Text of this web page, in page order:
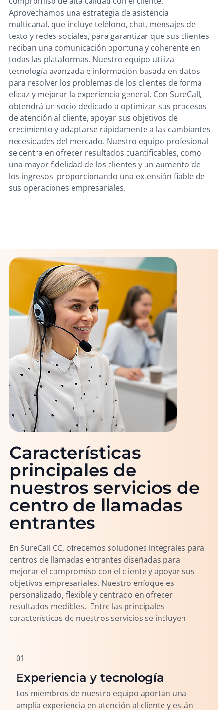
Aprovechamos una estrategia de asistencia
multicanal, que incluye teléfono, chat, mensajes de
texto y redes sociales, para garantizar que sus clientes
reciban una comunicación oportuna y coherente en
todas las plataformas. Nuestro equipo utiliza
tecnología avanzada e información basada en datos
para resolver los problemas de los clientes de forma
eficaz y mejorar la experiencia general. Con SureCall,
obtendrá un socio dedicado a optimizar sus procesos
de atención al cliente, apoyar sus objetivos de
crecimiento y adaptarse rápidamente a las cambiantes
necesidades del mercado. Nuestro equipo profesional
se centra en ofrecer resultados cuantificables, como
una mayor fidelidad de los clientes y un aumento de
los ingresos, proporcionando una extensión fiable de
sus operaciones empresariales.
Características
principales de
nuestros servicios de
centro de llamadas
entrantes
En SureCall CC, ofrecemos soluciones integrales para
centros de llamadas entrantes diseñadas para
mejorar el compromiso con el cliente y apoyar sus
objetivos empresariales. Nuestro enfoque es
personalizado, flexible y centrado en ofrecer
resultados medibles. Entre las principales
características de nuestros servicios se incluyen
01
Experiencia y tecnología
Los miembros de nuestro equipo aportan una
amplia experiencia en atención al cliente y están